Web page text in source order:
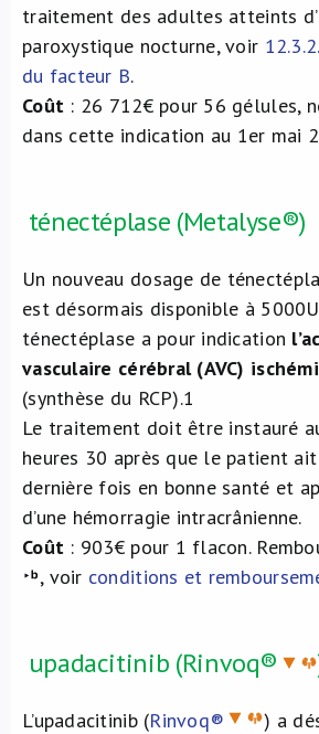
traitement des adultes atteints
paroxystique nocturne, voir
du facteur B.
Coût : 26 712€ pour 56 gélules,
dans cette indication au 1er mai
ténectéplase (Metalyse®)
Un nouveau dosage de
est désormais disponible à
ténectéplase a pour indication
vasculaire cérébral (AVC)
(synthèse du RCP).1
Le traitement doit être instauré
heures 30 après que le patient
dernière fois en bonne santé et
d’une hémorragie intracrânienne.
Coût : 903€ pour 1 flacon.
, voir conditions et
upadacitinib (Rinvoq®
L’upadacitinib (Rinvoq®
) a